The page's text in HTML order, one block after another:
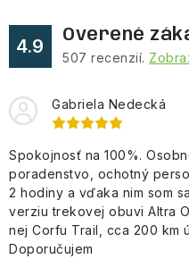
4.9
Overené
507 recenzií.
Gabriela Nedecká
Spokojnosť na 100%.
poradenstvo, ochotný
2 hodiny a vďaka nim som
verziu trekovej obuvi Altra
nej Corfu Trail, cca 200 km
Doporučujem